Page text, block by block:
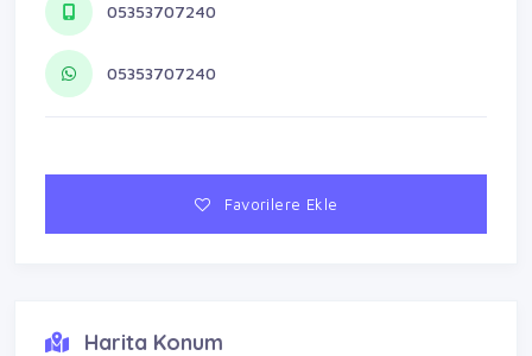
05353707240
05353707240
Favorilere Ekle
Harita Konum